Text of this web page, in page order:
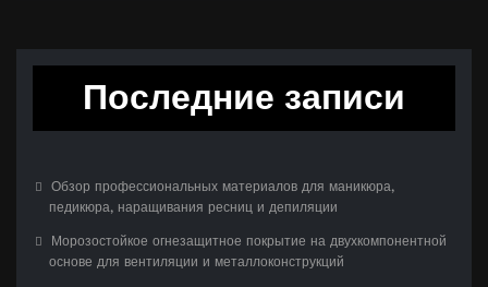
Последние записи
Обзор профессиональных материалов для маникюра,
педикюра, наращивания ресниц и депиляции
Морозостойкое огнезащитное покрытие на двухкомпонентной
основе для вентиляции и металлоконструкций